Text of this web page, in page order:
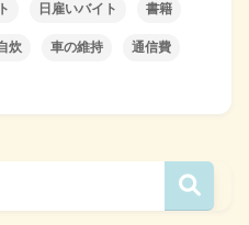
日雇いバイト 書籍
炊 車の維持 通信費